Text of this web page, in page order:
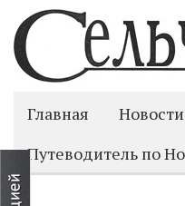
Главная
Путеводитель по